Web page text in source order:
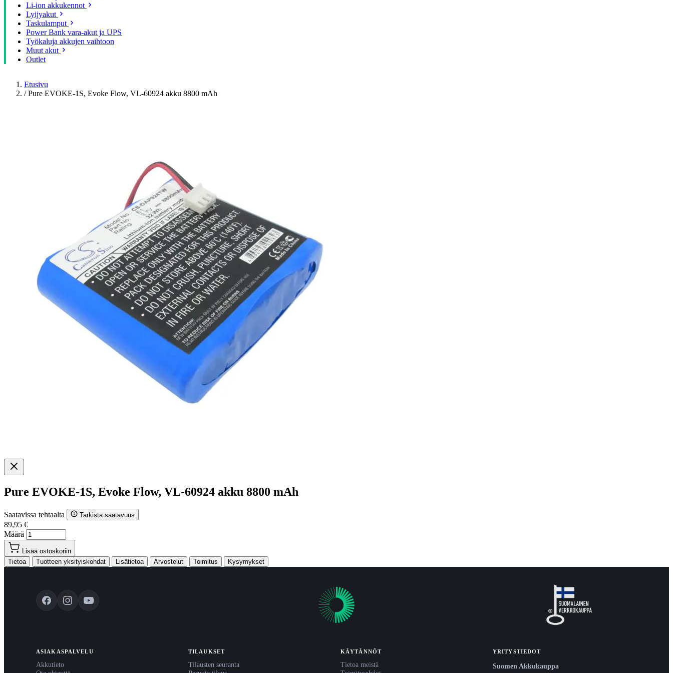
Li-ion akkukennot
Lyijyakut
Taskulamput
Power Bank vara-akut ja UPS
Työkaluja akkujen vaihtoon
Muut akut
Outlet
Etusivu
/ Pure EVOKE-1S, Evoke Flow, VL-60924 akku 8800 mAh
Pure EVOKE-1S, Evoke Flow, VL-60924 akku 8800 mAh
Saatavissa tehtaalta Tarkista saatavuus
89,95 €
Määrä
Lisää ostoskoriin
Tietoa
Tuotteen yksityiskohdat Lisätietoa Arvostelut Toimitus Kysymykset
ASIAKASPALVELU
Akkutieto
TILAUKSET
Tilausten seuranta
KÄYTÄNNÖT
Tietoa meistä
YRITYSTIEDOT
Suomen Akkukauppa